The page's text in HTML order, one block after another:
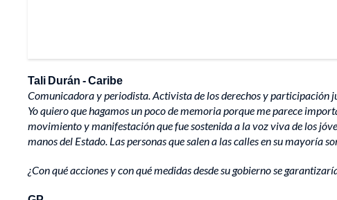
Tali Durán - Caribe
Comunicadora y periodista. Activista de los derechos y participación
Yo quiero que hagamos un poco de memoria porque me parece
movimiento y manifestación que fue sostenida a la voz viva de los
manos del Estado. Las personas que salen a las calles en su mayoría
¿Con qué acciones y con qué medidas desde su gobierno se